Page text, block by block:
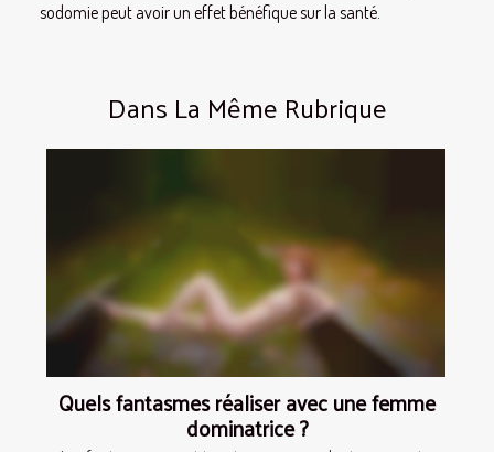
sodomie peut avoir un effet bénéfique sur la santé.
Dans La Même Rubrique
Quels fantasmes réaliser avec une femme
dominatrice ?